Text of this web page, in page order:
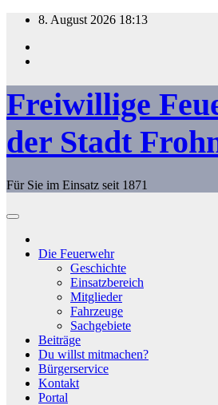
Zum
springen
8. August 2026 18:13
Freiwillige
der Stadt
Für Sie im Einsatz seit 1871
Die Feuerwehr
Geschichte
Einsatzbereich
Mitglieder
Fahrzeuge
Sachgebiete
Beiträge
Du willst mitmachen?
Bürgerservice
Kontakt
Portal